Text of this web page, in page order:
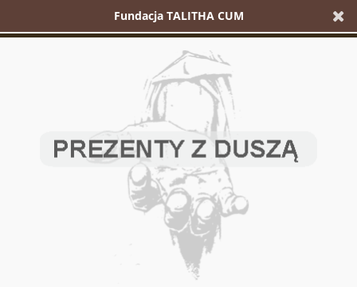
Fundacja TALITHA CUM